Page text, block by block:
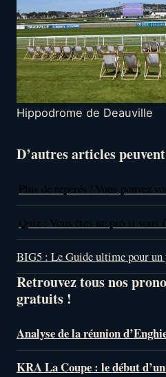
Hippodrome de Deauville
D’autres articles
Plus de repérés? Vous pouvez
Quiz : Vous êtes un pro si vous
BIG5 : Le Guide ultime pour un
Retrouvez tous nos
gratuits !
Analyse de la réunion
KRA La Coupe : le début